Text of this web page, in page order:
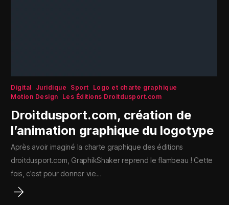
Digital Juridique Sport
Logo et charte graphique
Motion Design
Les Éditions Droitdusport.com
Droitdusport.com, création de
l’animation graphique du logotype
Après avoir imaginé la charte graphique des éditions
droitdusport.com, GraphikShaker reprend le flambeau ! Cette
fois, c’est pour donner vie…